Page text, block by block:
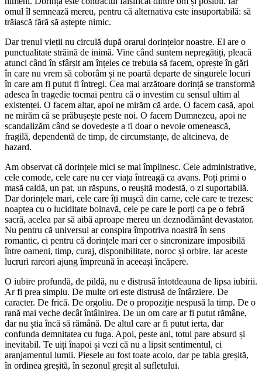
omul îl semnează mereu, pentru că alternativa este insuportabilă: să
trăiască fără să aștepte nimic.
Dar trenul vieții nu circulă după orarul dorințelor noastre. El are o
punctualitate străină de inimă. Vine când suntem nepregătiți, pleacă
atunci când în sfârșit am înțeles ce trebuia să facem, oprește în gări
în care nu vrem să coborâm și ne poartă departe de singurele locuri
în care am fi putut fi întregi. Cea mai arzătoare dorință se transformă
adesea în tragedie tocmai pentru că o investim cu sensul ultim al
existenței. O facem altar, apoi ne mirăm că arde. O facem casă, apoi
ne mirăm că se prăbușește peste noi. O facem Dumnezeu, apoi ne
scandalizăm când se dovedește a fi doar o nevoie omenească,
fragilă, dependentă de timp, de circumstanțe, de altcineva, de
hazard.
Am observat că dorințele mici se mai împlinesc. Cele administrative,
cele comode, cele care nu cer viața întreagă ca avans. Poți primi o
masă caldă, un pat, un răspuns, o reușită modestă, o zi suportabilă.
Dar dorințele mari, cele care îți mușcă din carne, cele care te trezesc
noaptea cu o luciditate bolnavă, cele pe care le porți ca pe o febră
sacră, acelea par să aibă aproape mereu un deznodământ devastator.
Nu pentru că universul ar conspira împotriva noastră în sens
romantic, ci pentru că dorințele mari cer o sincronizare imposibilă
între oameni, timp, curaj, disponibilitate, noroc și orbire. Iar aceste
lucruri rareori ajung împreună în aceeași încăpere.
O iubire profundă, de pildă, nu e distrusă întotdeauna de lipsa iubirii.
Ar fi prea simplu. De multe ori este distrusă de întârziere. De
caracter. De frică. De orgoliu. De o propoziție nespusă la timp. De o
rană mai veche decât întâlnirea. De un om care ar fi putut rămâne,
dar nu știa încă să rămână. De altul care ar fi putut ierta, dar
confunda demnitatea cu fuga. Apoi, peste ani, totul pare absurd și
inevitabil. Te uiți înapoi și vezi că nu a lipsit sentimentul, ci
aranjamentul lumii. Piesele au fost toate acolo, dar pe tabla greșită,
în ordinea greșită, în sezonul greșit al sufletului.